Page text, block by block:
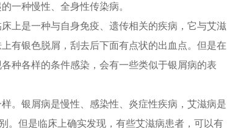
一种慢性、全身性传染病。
上是一种与自身免疫、遗传相关的疾病，它与艾滋
有银色脱屑，刮去后下面有点状的出血点。但是在
种各样的条件感染，会有一些类似于银屑病的表
。银屑病是慢性、感染性、炎症性疾病，艾滋病是
。但是临床上确实发现，有些艾滋病患者，可以有